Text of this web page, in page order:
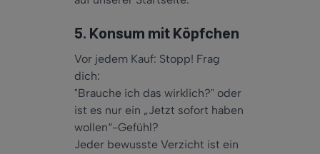
5. Konsum mit Köpfchen
Vor jedem Kauf: Stopp! Frag
dich:
"Brauche ich das wirklich?" oder
ist es nur ein „Jetzt sofort haben
wollen“-Gefühl?
Jeder bewusste Verzicht ist ein